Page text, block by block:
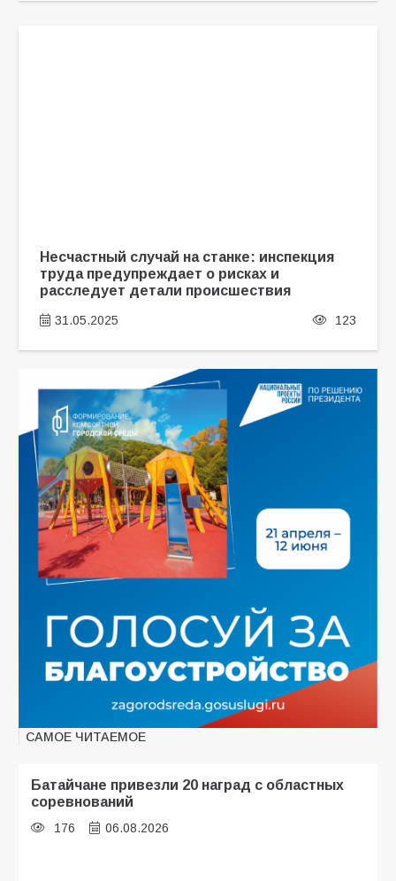
Несчастный случай на станке: инспекция
труда предупреждает о рисках и
расследует детали происшествия
31.05.2025 123
САМОЕ ЧИТАЕМОЕ
Батайчане привезли 20 наград с областных
соревнований
176 06.08.2026